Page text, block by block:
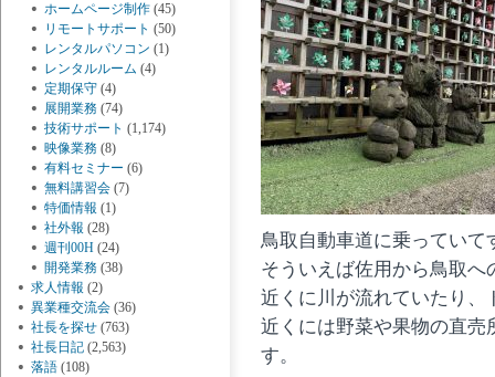
ホームページ制作 (45)
リモートサポート (50)
レンタルパソコン (1)
レンタルルーム (4)
定期保守 (4)
展開業務 (74)
技術サポート (1,174)
映像業務 (8)
有料セミナー (6)
無料講習会 (7)
特価情報 (1)
社外報 (28)
週刊00H (24)
開発業務 (38)
求人情報 (2)
異業種交流会 (36)
社長を探せ (763)
社長日記 (2,563)
落語 (108)
鳥取自動車道に乗ってい
そういえば佐用から鳥取
近くに川が流れていたり
近くには野菜や果物の直
す。